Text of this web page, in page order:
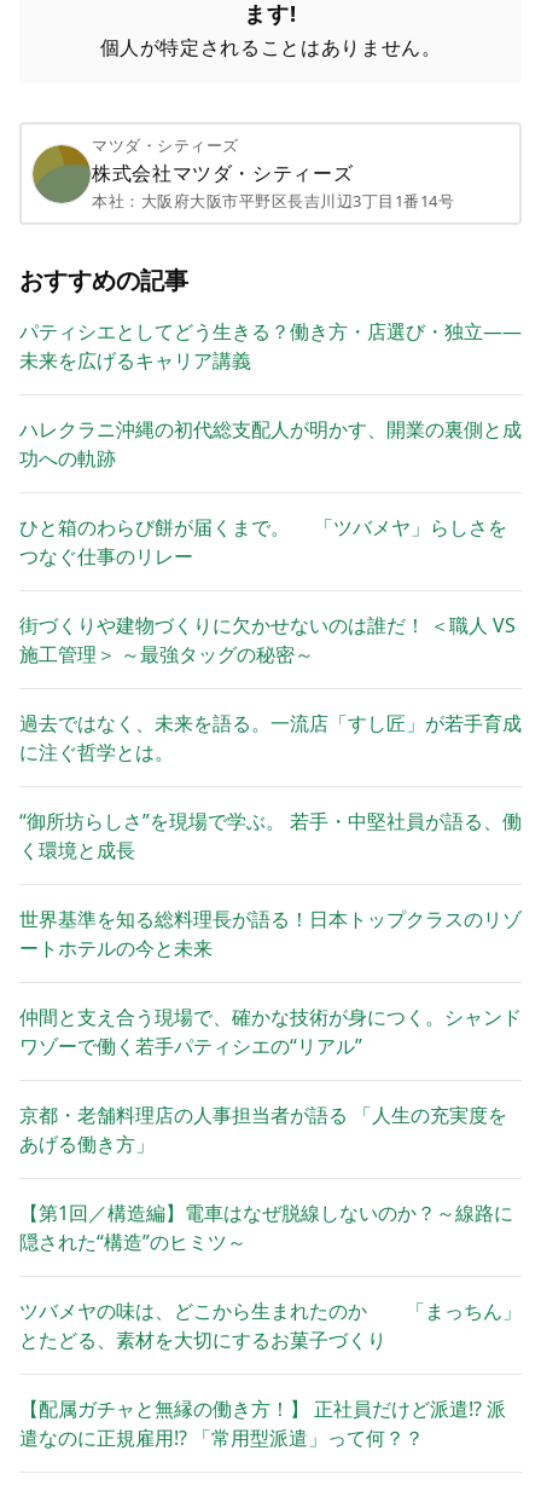
ます!
個人が特定されることはありません。
マツダ・シティーズ
株式会社マツダ・シティーズ
本社： 大阪府大阪市平野区長吉川辺3丁目1番14号
おすすめの記事
パティシエとしてどう生きる？働き方・店選び・独立——
未来を広げるキャリア講義
ハレクラニ沖縄の初代総支配人が明かす、開業の裏側と成
功への軌跡
ひと箱のわらび餅が届くまで。 「ツバメヤ」らしさを
つなぐ仕事のリレー
街づくりや建物づくりに欠かせないのは誰だ！ ＜職人 VS
施工管理＞ ～最強タッグの秘密～
過去ではなく、未来を語る。一流店「すし匠」が若手育成
に注ぐ哲学とは。
“御所坊らしさ”を現場で学ぶ。 若手・中堅社員が語る、働
く環境と成長
世界基準を知る総料理長が語る！日本トップクラスのリゾ
ートホテルの今と未来
仲間と支え合う現場で、確かな技術が身につく。シャンド
ワゾーで働く若手パティシエの“リアル”
京都・老舗料理店の人事担当者が語る 「人生の充実度を
あげる働き方」
【第1回／構造編】電車はなぜ脱線しないのか？～線路に
隠された“構造”のヒミツ～
ツバメヤの味は、どこから生まれたのか 「まっちん」
とたどる、素材を大切にするお菓子づくり
【配属ガチャと無縁の働き方！】 正社員だけど派遣!? 派
遣なのに正規雇用!? 「常用型派遣」って何？？